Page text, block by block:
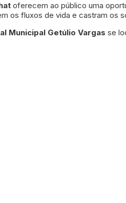
oferecem ao público uma
os fluxos de vida e castram os
Municipal Getúlio Vargas se